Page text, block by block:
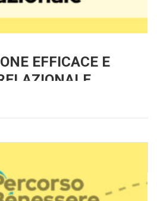
EFFICACE E
dai suggerimenti